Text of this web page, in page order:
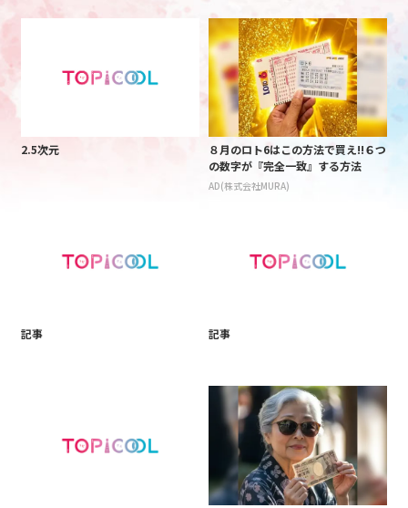
2.5次元
８月のロト6はこの方法で買え!!６つ
の数字が『完全一致』する方法
AD(株式会社MURA)
記事 記事